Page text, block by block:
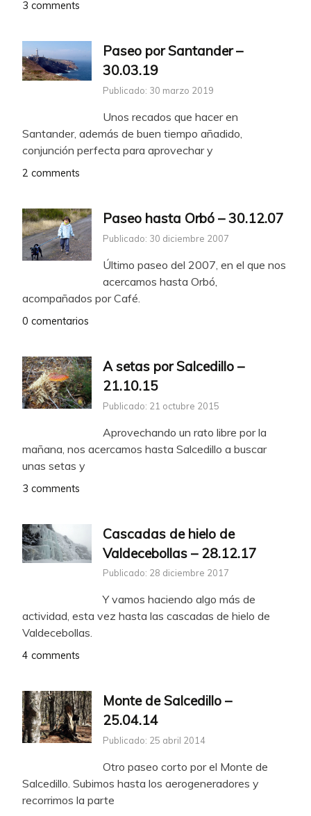
3 comments
Paseo por Santander –
30.03.19
Publicado: 30 marzo 2019
Unos recados que hacer en
Santander, además de buen tiempo añadido,
conjunción perfecta para aprovechar y
2 comments
Paseo hasta Orbó – 30.12.07
Publicado: 30 diciembre 2007
Último paseo del 2007, en el que nos
acercamos hasta Orbó,
acompañados por Café.
0 comentarios
A setas por Salcedillo –
21.10.15
Publicado: 21 octubre 2015
Aprovechando un rato libre por la
mañana, nos acercamos hasta Salcedillo a buscar
unas setas y
3 comments
Cascadas de hielo de
Valdecebollas – 28.12.17
Publicado: 28 diciembre 2017
Y vamos haciendo algo más de
actividad, esta vez hasta las cascadas de hielo de
Valdecebollas.
4 comments
Monte de Salcedillo –
25.04.14
Publicado: 25 abril 2014
Otro paseo corto por el Monte de
Salcedillo. Subimos hasta los aerogeneradores y
recorrimos la parte